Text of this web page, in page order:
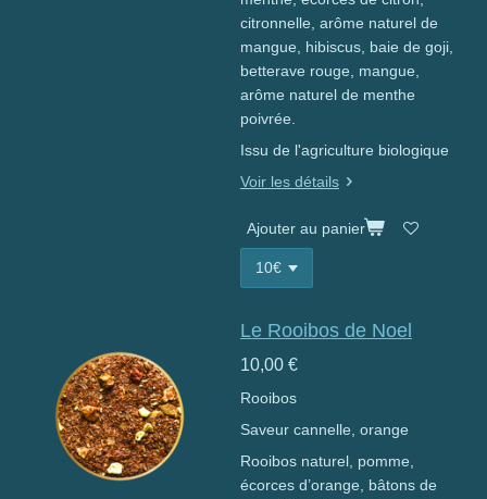
citronnelle, arôme naturel de
mangue, hibiscus, baie de goji,
betterave rouge, mangue,
arôme naturel de menthe
poivrée.
Issu de l'agriculture biologique
Voir les détails
Ajouter au panier
Le Rooibos de Noel
10,00 €
Rooibos
Saveur cannelle, orange
Rooibos naturel, pomme,
écorces d’orange, bâtons de